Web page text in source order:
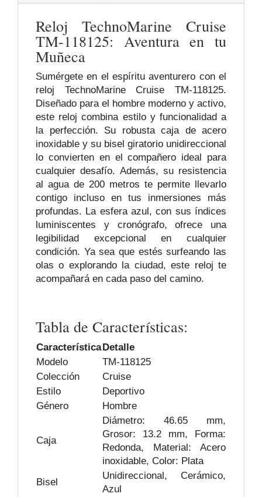
Reloj TechnoMarine Cruise
TM-118125: Aventura en tu
Muñeca
Sumérgete en el espíritu aventurero con el
reloj TechnoMarine Cruise TM-118125.
Diseñado para el hombre moderno y activo,
este reloj combina estilo y funcionalidad a
la perfección. Su robusta caja de acero
inoxidable y su bisel giratorio unidireccional
lo convierten en el compañero ideal para
cualquier desafío. Además, su resistencia
al agua de 200 metros te permite llevarlo
contigo incluso en tus inmersiones más
profundas. La esfera azul, con sus índices
luminiscentes y cronógrafo, ofrece una
legibilidad excepcional en cualquier
condición. Ya sea que estés surfeando las
olas o explorando la ciudad, este reloj te
acompañará en cada paso del camino.
Tabla de Características:
Característica Detalle
Modelo
TM-118125
Colección
Cruise
Estilo
Deportivo
Género
Hombre
Caja
Diámetro: 46.65 mm,
Grosor: 13.2 mm, Forma:
Redonda, Material: Acero
inoxidable, Color: Plata
Bisel
Unidireccional, Cerámico,
Azul